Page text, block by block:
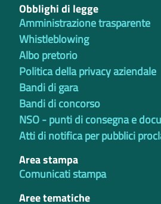
Obblighi di legge
Amministrazione trasparente
Whistleblowing
Albo pretorio
Politica della privacy aziendale
Bandi di gara
Bandi di concorso
NSO - punti di consegna e
Atti di notifica per pubblici
Area stampa
Comunicati stampa
Aree tematiche